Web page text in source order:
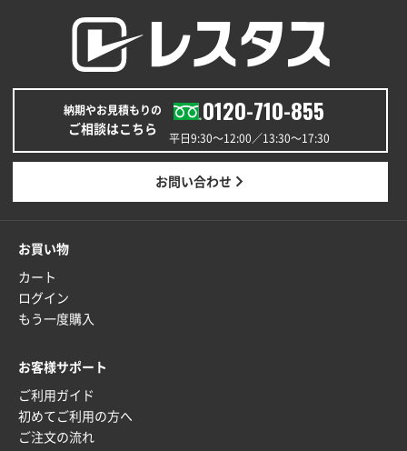
納期やお見積もりの
ご相談はこちら
0120-710-855
平日9:30〜12:00／13:30〜17:30
お問い合わせ
お買い物
カート
ログイン
もう一度購入
お客様サポート
ご利用ガイド
初めてご利用の方へ
ご注文の流れ